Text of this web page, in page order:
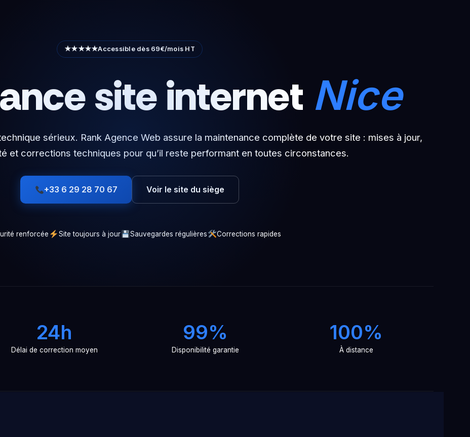
★★★★★Accessible dès 69€/mois HT
site internet Nice
sérieux. Rank Agence Web assure la maintenance complète de votre site : mises à jour,
et corrections techniques pour qu’il reste performant en toutes circonstances.
+33 6 29 28 70 67 Voir le site du siège
renforcée Site toujours à jour Sauvegardes régulières Corrections rapides
24h
Délai de correction moyen
99%
Disponibilité garantie
100%
À distance